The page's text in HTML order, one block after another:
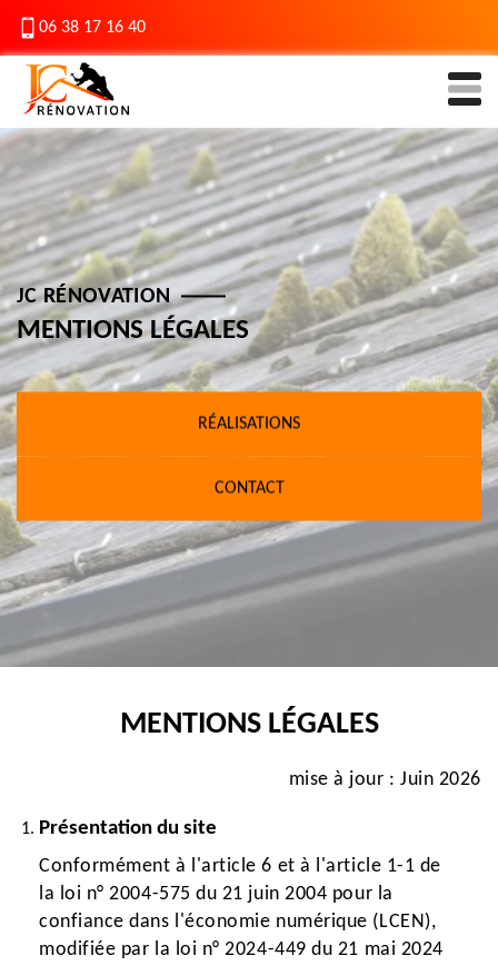
06 38 17 16 40
JC RÉNOVATION
MENTIONS LÉGALES
RÉALISATIONS
CONTACT
MENTIONS LÉGALES
mise à jour : Juin 2026
Présentation du site
Conformément à l'article 6 et à l'article 1-1 de
la loi n° 2004-575 du 21 juin 2004 pour la
confiance dans l'économie numérique (LCEN),
modifiée par la loi n° 2024-449 du 21 mai 2024